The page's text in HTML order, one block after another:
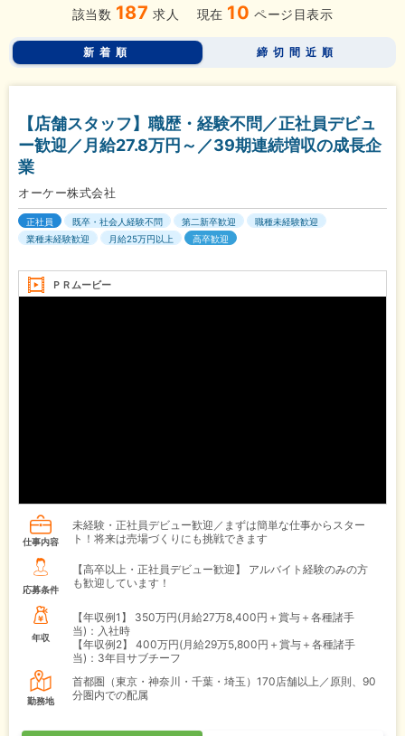
該当数 187 求人 現在 10 ページ目表示
新着順 締切間近順
【店舗スタッフ】職歴・経験不問／正社員デビュ
ー歓迎／月給27.8万円～／39期連続増収の成長企
業
オーケー株式会社
正社員 既卒・社会人経験不問 第二新卒歓迎
職種未経験歓迎
業種未経験歓迎
月給25万円以上 高卒歓迎
ＰＲムービー
仕事内容
未経験・正社員デビュー歓迎／まずは簡単な仕事からスター
ト！将来は売場づくりにも挑戦できます
応募条件
【高卒以上・正社員デビュー歓迎】 アルバイト経験のみの方
も歓迎しています！
年収
【年収例1】
350万円(月給27万8,400円＋賞与＋各種諸手
当)：入社時
【年収例2】
400万円(月給29万5,800円＋賞与＋各種諸手
当)：3年目サブチーフ
勤務地
首都圏（東京・神奈川・千葉・埼玉）170店舗以上／原則、90
分圏内での配属